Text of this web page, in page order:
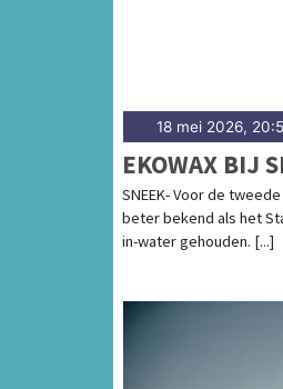
18 mei 2026,
EKOWAX BIJ
SNEEK- Voor de
beter bekend als het
in-water gehouden. [...]